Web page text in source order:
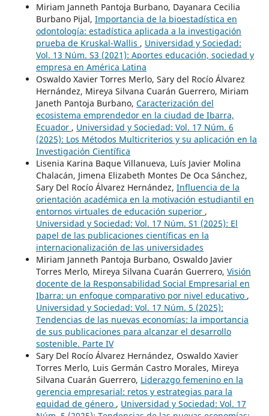
Miriam Janneth Pantoja Burbano, Dayanara Cecilia
Burbano Pijal, Importancia de la bioestadística en
odontología: estadística aplicada a la investigación
prueba de Kruskal-Wallis , Universidad y Sociedad:
Vol. 13 Núm. S3 (2021): Aportes educación, sociedad y
empresa en América Latina
Oswaldo Xavier Torres Merlo, Sary del Rocío Álvarez
Hernández, Mireya Silvana Cuarán Guerrero, Miriam
Janeth Pantoja Burbano, Caracterización del
ecosistema emprendedor en la ciudad de Ibarra,
Ecuador , Universidad y Sociedad: Vol. 17 Núm. 6
(2025): Los Métodos Multicriterios y su aplicación en la
Investigación Científica
Lisenia Karina Baque Villanueva, Luís Javier Molina
Chalacán, Jimena Elizabeth Montes De Oca Sánchez,
Sary Del Rocío Álvarez Hernández, Influencia de la
orientación académica en la motivación estudiantil en
entornos virtuales de educación superior ,
Universidad y Sociedad: Vol. 17 Núm. S1 (2025): El
papel de las publicaciones científicas en la
internacionalización de las universidades
Miriam Janneth Pantoja Burbano, Oswaldo Javier
Torres Merlo, Mireya Silvana Cuarán Guerrero, Visión
docente de la Responsabilidad Social Empresarial en
Ibarra: un enfoque comparativo por nivel educativo ,
Universidad y Sociedad: Vol. 17 Núm. 5 (2025):
Tendencias de las nuevas economías: la importancia
de sus publicaciones para alcanzar el desarrollo
sostenible. Parte IV
Sary Del Rocío Álvarez Hernández, Oswaldo Xavier
Torres Merlo, Luis Germán Castro Morales, Mireya
Silvana Cuarán Guerrero, Liderazgo femenino en la
gerencia empresarial: retos y estrategias para la
equidad de género , Universidad y Sociedad: Vol. 17